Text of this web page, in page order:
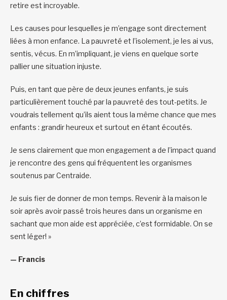
retire est incroyable.
Les causes pour lesquelles je m’engage sont directement
liées à mon enfance. La pauvreté et l’isolement, je les ai vus,
sentis, vécus. En m’impliquant, je viens en quelque sorte
pallier une situation injuste.
Puis, en tant que père de deux jeunes enfants, je suis
particulièrement touché par la pauvreté des tout-petits. Je
voudrais tellement qu’ils aient tous la même chance que mes
enfants : grandir heureux et surtout en étant écoutés.
Je sens clairement que mon engagement a de l’impact quand
je rencontre des gens qui fréquentent les organismes
soutenus par Centraide.
Je suis fier de donner de mon temps. Revenir à la maison le
soir après avoir passé trois heures dans un organisme en
sachant que mon aide est appréciée, c’est formidable. On se
sent léger! »
— Francis
En chiffres